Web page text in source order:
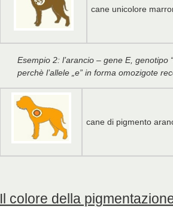
cane unicolore
Esempio 2: l’arancio – gene E,
perchè l’allele „e” in forma omozigote
cane di pigmento
Il colore della